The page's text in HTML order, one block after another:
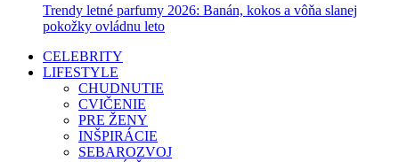
Trendy letné parfumy 2026: Banán, kokos a vôňa slanej
pokožky ovládnu leto
CELEBRITY
LIFESTYLE
CHUDNUTIE
CVIČENIE
PRE ŽENY
INŠPIRÁCIE
SEBAROZVOJ